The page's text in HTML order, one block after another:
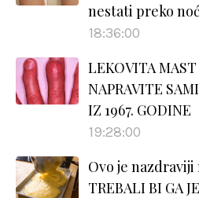
nestati preko
18:36:00
LEKOVITA
NAPRAVITE
IZ 1967. GODINE
19:28:00
Ovo je
TREBALI BI GA